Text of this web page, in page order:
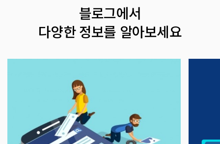
블로그에서
다양한 정보를 알아보세요